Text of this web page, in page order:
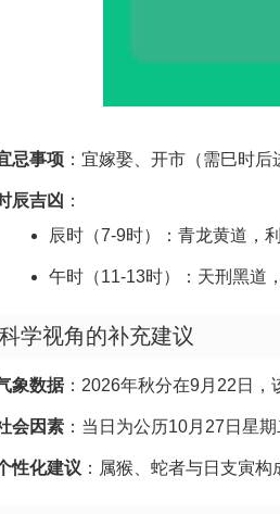
忌事项 ：宜嫁娶、开市（需巳时
辰吉凶 ：
辰时（7-9时）：青龙黄道，
午时（11-13时）：天刑黑道
学视角的补充建议
象数据：2026年秋分在9月22日，
会因素 ：当日为公历10月27日星
性化建议 ：属猴、蛇者与日支寅